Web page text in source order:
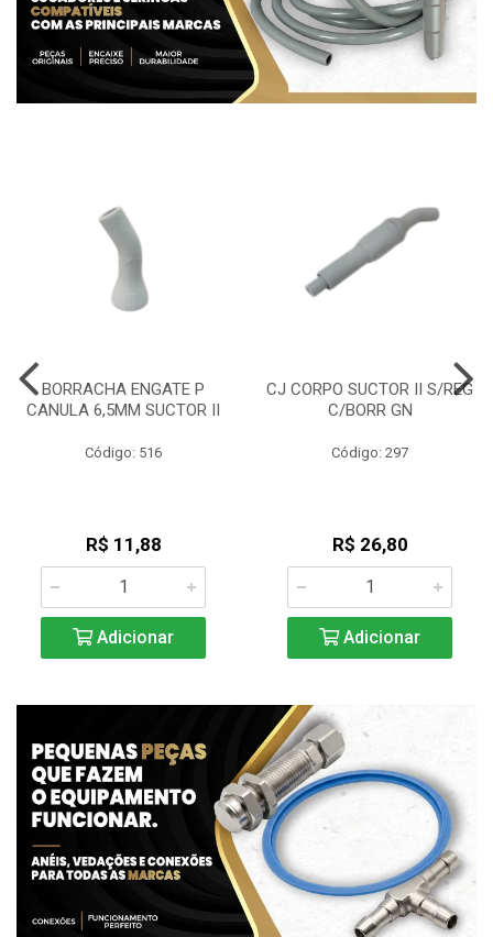
BORRACHA ENGATE P
CANULA 6,5MM SUCTOR II
Código: 516
R$ 11,88
Adicionar
CJ CORPO SUCTOR II S/REG
C/BORR GN
Código: 297
R$ 26,80
Adicionar